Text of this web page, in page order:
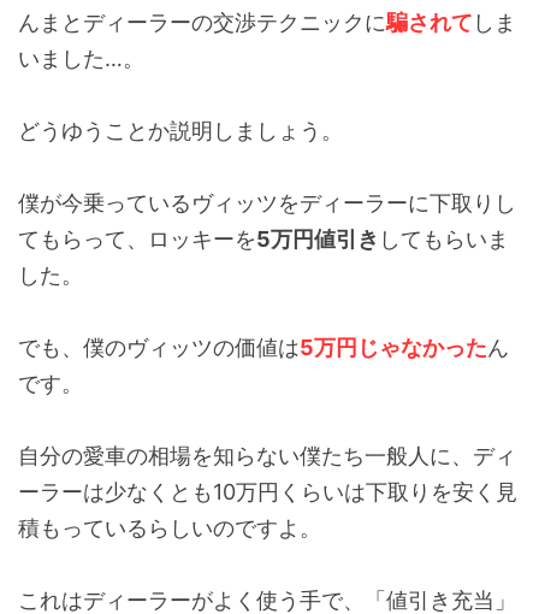
んまとディーラーの交渉テクニックに騙されて しま
いました…。
どうゆうことか説明しましょう。
僕が今乗っているヴィッツをディーラーに下取りし
てもらって、ロッキーを5万円値引き してもらいま
した。
でも、僕のヴィッツの価値は5万円じゃなかったん
です。
自分の愛車の相場を知らない僕たち一般人に、ディ
ーラーは少なくとも10万円くらいは下取りを安く見
積もっているらしいのですよ。
これはディーラーがよく使う手で、「値引き充当」